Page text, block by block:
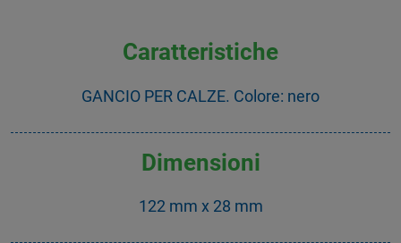
Caratteristiche
GANCIO PER CALZE. Colore: nero
Dimensioni
122 mm x 28 mm